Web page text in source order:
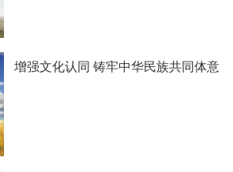
增强文化认同 铸牢中华民族共同体意